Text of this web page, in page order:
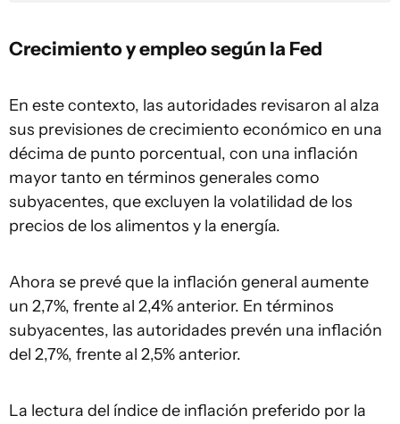
Crecimiento y empleo según la Fed
En este contexto, las autoridades revisaron al alza
sus previsiones de crecimiento económico en una
décima de punto porcentual, con una inflación
mayor tanto en términos generales como
subyacentes, que excluyen la volatilidad de los
precios de los alimentos y la energía.
Ahora se prevé que la inflación general aumente
un 2,7%, frente al 2,4% anterior. En términos
subyacentes, las autoridades prevén una inflación
del 2,7%, frente al 2,5% anterior.
La lectura del índice de inflación preferido por la